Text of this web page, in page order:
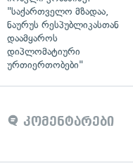
"საქართველო მზადაა,
ნაურუს რესპუბლიკასთან
დაამყაროს
დიპლომატიური
ურთიერთობები"
კომენტარები